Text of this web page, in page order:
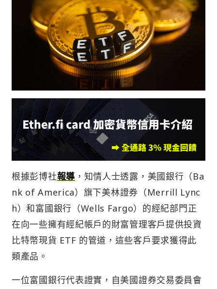
根據彭博社報導，知情人士透露，美國銀行（Ba
nk of America）旗下美林證券（Merrill Lync
h）和富國銀行（Wells Fargo）的經紀部門正
在向一些擁有經紀帳戶的財富管理客戶提供投資
比特幣現貨 ETF 的管道，這些客戶要求獲得此
類產品。
一位富國銀行代表證實，自美國證券交易委員會